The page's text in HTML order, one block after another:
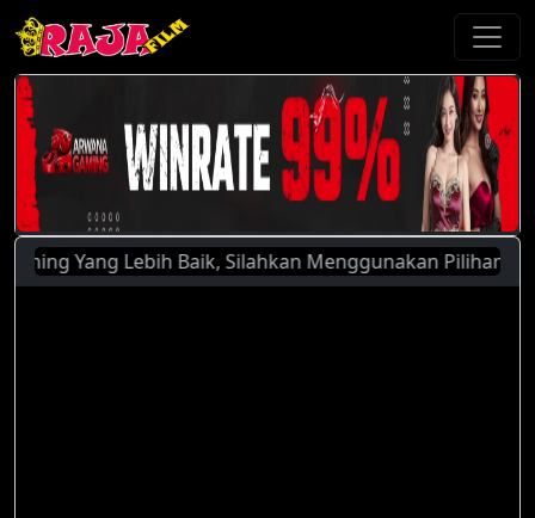
Yang Lebih Baik, Silahkan Menggunakan Pilihan